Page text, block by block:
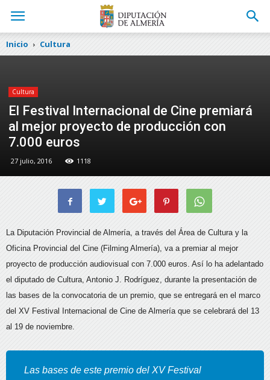
Inicio Cultura
Cultura
El Festival Internacional de Cine premiará
al mejor proyecto de producción con
7.000 euros
27 julio, 2016 1118
La Diputación Provincial de Almería, a través del Área de Cultura y la
Oficina Provincial del Cine (Filming Almería), va a premiar al mejor
proyecto de producción audiovisual con 7.000 euros. Así lo ha adelantado
el diputado de Cultura, Antonio J. Rodríguez, durante la presentación de
las bases de la convocatoria de un premio, que se entregará en el marco
del XV Festival Internacional de Cine de Almería que se celebrará del 13
al 19 de noviembre.
Las bases de este premio del XV Festival